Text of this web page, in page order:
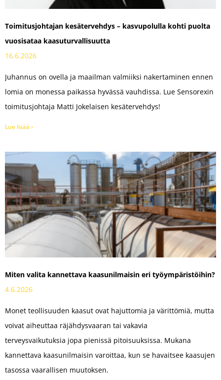
Toimitusjohtajan kesätervehdys – kasvupolulla kohti puolta
vuosisataa kaasuturvallisuutta
16.6.2026
Juhannus on ovella ja maailman valmiiksi nakertaminen ennen
lomia on monessa paikassa hyvässä vauhdissa. Lue Sensorexin
toimitusjohtaja Matti Jokelaisen kesätervehdys!
Lue lisää ›
Miten valita kannettava kaasun­ilmaisin eri työympäristöihin?
4.6.2026
Monet teollisuuden kaasut ovat hajuttomia ja värittömiä, mutta
voivat aiheuttaa räjähdysvaaran tai vakavia
terveysvaikutuksia jopa pienissä pitoisuuksissa. Mukana
kannettava kaasunilmaisin varoittaa, kun se havaitsee kaasujen
tasossa vaarallisen muutoksen.